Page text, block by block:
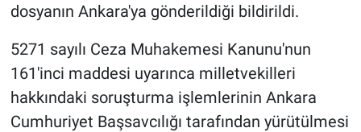
dosyanın Ankara'ya gönderildiği bildirildi.
5271 sayılı Ceza Muhakemesi Kanunu'nun
161'inci maddesi uyarınca milletvekilleri
hakkındaki soruşturma işlemlerinin Ankara
Cumhuriyet Başsavcılığı tarafından yürütülmesi